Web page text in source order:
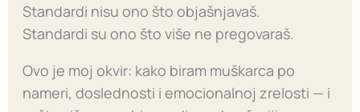
Standardi nisu ono što objašnjavaš.
Standardi su ono što više ne pregovaraš.
Ovo je moj okvir: kako biram muškarca po
nameri, doslednosti i emocionalnoj zrelosti — i